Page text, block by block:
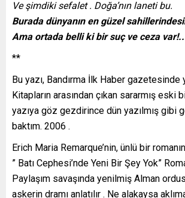
Ve şimdiki sefalet . Doğa’nın laneti bu.
Burada dünyanın en güzel
Ama ortada belli ki bir suç ve ceza var!..
**
Bu yazı, Bandırma İlk Haber gazetesinde
Kitapların arasından çıkan sararmış eski
yazıya göz gezdirince dün yazılmış gibi
baktım. 2006 .
Erich Maria Remarque’nin, ünlü bir
” Batı Cephesi’nde Yeni Bir Şey Yok”
Paylaşım savaşında yenilmiş Alman
askerin dramı anlatılır . Ne alakaysa